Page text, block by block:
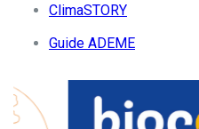
ClimaSTORY
Guide ADEME